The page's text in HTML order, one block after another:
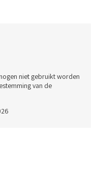
niet gebruikt worden
van de